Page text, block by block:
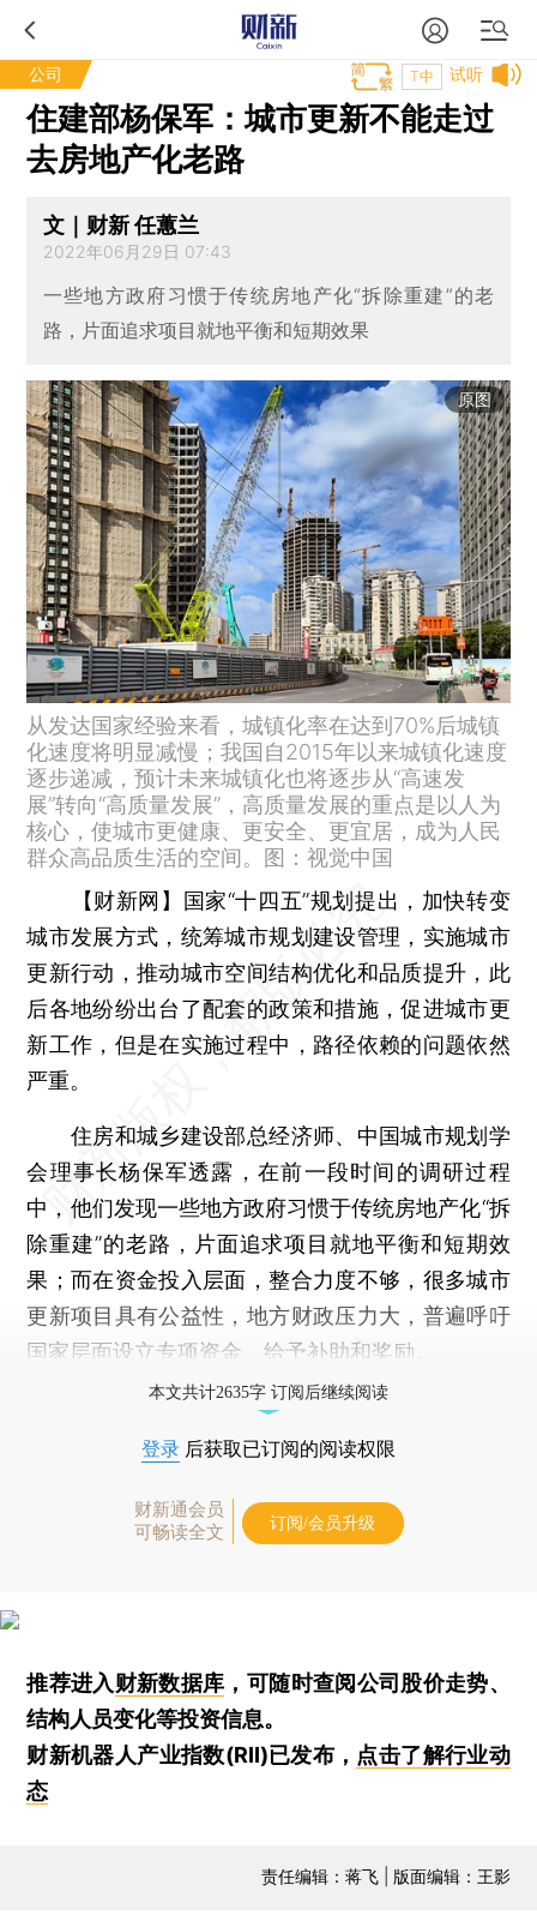
公司 试听
T中
住建部杨保军：城市更新不能走过
去房地产化老路
文｜财新 任蕙兰
2022年06月29日 07:43
一些地方政府习惯于传统房地产化“拆除重建”的老
路，片面追求项目就地平衡和短期效果
原图
从发达国家经验来看，城镇化率在达到70%后城镇
化速度将明显减慢；我国自2015年以来城镇化速度
逐步递减，预计未来城镇化也将逐步从“高速发
展”转向“高质量发展”，高质量发展的重点是以人为
核心，使城市更健康、更安全、更宜居，成为人民
群众高品质生活的空间。图：视觉中国
【财新网】 国家“十四五”规划提出，加快转变
城市发展方式，统筹城市规划建设管理，实施城市
更新行动，推动城市空间结构优化和品质提升，此
后各地纷纷出台了配套的政策和措施，促进城市更
新工作，但是在实施过程中，路径依赖的问题依然
严重。
住房和城乡建设部总经济师、中国城市规划学
会理事长杨保军透露，在前一段时间的调研过程
中，他们发现一些地方政府习惯于传统房地产化“拆
除重建”的老路，片面追求项目就地平衡和短期效
果；而在资金投入层面，整合力度不够，很多城市
更新项目具有公益性，地方财政压力大，普遍呼吁
国家层面设立专项资金、给予补助和奖励。
本文共计2635字 订阅后继续阅读
登录 后获取已订阅的阅读权限
财新通会员
可畅读全文
订阅/会员升级
推荐进入财新数据库 ，可随时查阅公司股价走势、
结构人员变化等投资信息。
财新机器人产业指数(RII)已发布， 点击了解行业动
态
责任编辑：蒋飞 | 版面编辑：王影